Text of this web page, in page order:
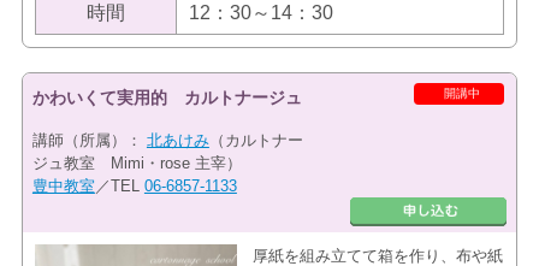
時間 12：30～14：30
開講中
かわいくて実用的 カルトナージュ
講師（所属）： 北あけみ（カルトナー
ジュ教室 Mimi・rose 主宰）
豊中教室 ／TEL 06-6857-1133
厚紙を組み立てて箱を作り、布や紙